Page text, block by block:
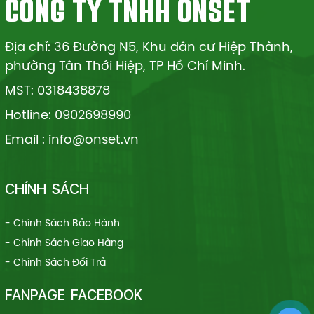
qua. Bài viết dưới
đây sẽ hướng
dẫn bạn cách
kiểm tra chất
lượng máy gia
nhiệt một cách
xác.
trì và sửa chữa.
Vậy, tại sao máy
gia nhiệt lại quan
trọng và lý do
bạn nên sử dụng
CÔNG TY TNHH ONSET
Địa chỉ: 36 Đường N5, Khu dân cư Hiệp Thành,
phường Tân Thới Hiệp, TP Hồ Chí Minh.
MST: 0318438878
Hotline: 0902698990
Email : info@onset.vn
CHÍNH SÁCH
- Chính Sách Bảo Hành
- Chính Sách Giao Hàng
- Chính Sách Đổi Trả
FANPAGE FACEBOOK